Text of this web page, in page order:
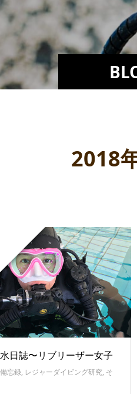
2018
日誌〜リブリーザー女子
忘録, レジャーダイビング研究, そ